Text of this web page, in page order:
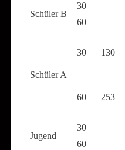
Schüler B
30
60
Schüler A
30 130
60 253
Jugend
30
60